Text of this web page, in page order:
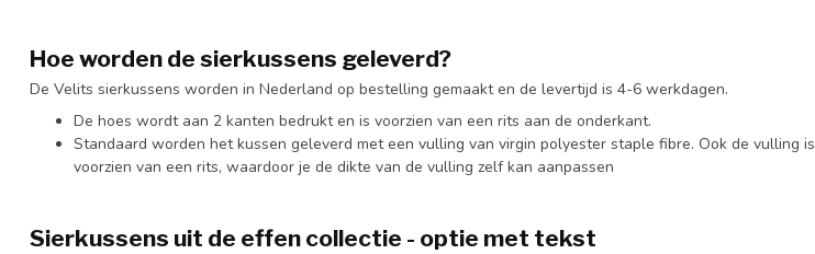
Hoe worden de sierkussens geleverd?
De Velits sierkussens worden in Nederland op bestelling gemaakt en de levertijd is 4-6 werkdagen.
De hoes wordt aan 2 kanten bedrukt en is voorzien van een rits aan de onderkant.
Standaard worden het kussen geleverd met een vulling van virgin polyester staple fibre. Ook de vulling is
voorzien van een rits, waardoor je de dikte van de vulling zelf kan aanpassen
Sierkussens uit de effen collectie - optie met tekst